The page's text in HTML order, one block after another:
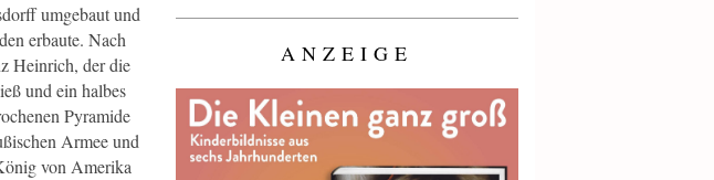
umgebaut und
erbaute. Nach
Heinrich, der die
und ein halbes
Pyramide
Armee und
von Amerika
ANZEIGE